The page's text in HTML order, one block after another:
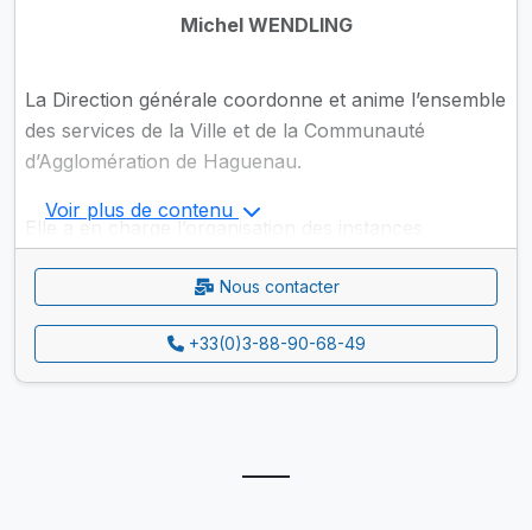
Michel WENDLING
La Direction générale coordonne et anime l’ensemble
des services de la Ville et de la Communauté
d’Agglomération de Haguenau.
Elle a en charge l’organisation des instances
transversaux, comme le courrier et la conciergerie.
Voir plus de contenu
Nous contacter
+33(0)3-88-90-68-49